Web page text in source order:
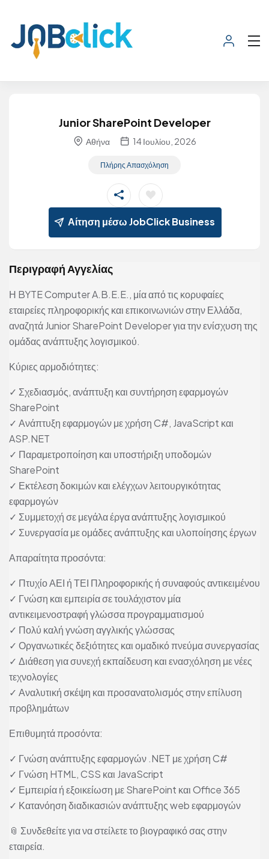
Junior SharePoint Developer
Αθήνα 14 Ιουλίου, 2026
Πλήρης Απασχόληση
Αίτηση μέσω JobClick Business
Περιγραφή Αγγελίας
Η BYTE Computer A.B.E.E., μία από τις κορυφαίες
εταιρείες πληροφορικής και επικοινωνιών στην Ελλάδα,
αναζητά Junior SharePoint Developer για την ενίσχυση της
ομάδας ανάπτυξης λογισμικού.
Κύριες αρμοδιότητες:
✓ Σχεδιασμός, ανάπτυξη και συντήρηση εφαρμογών
SharePoint
✓ Ανάπτυξη εφαρμογών με χρήση C#, JavaScript και
ASP.NET
✓ Παραμετροποίηση και υποστήριξη υποδομών
SharePoint
✓ Εκτέλεση δοκιμών και ελέγχων λειτουργικότητας
εφαρμογών
✓ Συμμετοχή σε μεγάλα έργα ανάπτυξης λογισμικού
✓ Συνεργασία με ομάδες ανάπτυξης και υλοποίησης έργων
Απαραίτητα προσόντα:
✓ Πτυχίο ΑΕΙ ή ΤΕΙ Πληροφορικής ή συναφούς αντικειμένου
✓ Γνώση και εμπειρία σε τουλάχιστον μία
αντικειμενοστραφή γλώσσα προγραμματισμού
✓ Πολύ καλή γνώση αγγλικής γλώσσας
✓ Οργανωτικές δεξιότητες και ομαδικό πνεύμα συνεργασίας
✓ Διάθεση για συνεχή εκπαίδευση και ενασχόληση με νέες
τεχνολογίες
✓ Αναλυτική σκέψη και προσανατολισμός στην επίλυση
προβλημάτων
Επιθυμητά προσόντα:
✓ Γνώση ανάπτυξης εφαρμογών .NET με χρήση C#
✓ Γνώση HTML, CSS και JavaScript
✓ Εμπειρία ή εξοικείωση με SharePoint και Office 365
✓ Κατανόηση διαδικασιών ανάπτυξης web εφαρμογών
📎 Συνδεθείτε για να στείλετε το βιογραφικό σας στην
εταιρεία.